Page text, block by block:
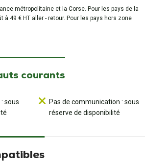
métropolitaine et la Corse. Pour les pays de la
à 49 € HT aller - retour. Pour les pays hors zone
courants
sous
Pas de communication : sous
réserve de disponibilité